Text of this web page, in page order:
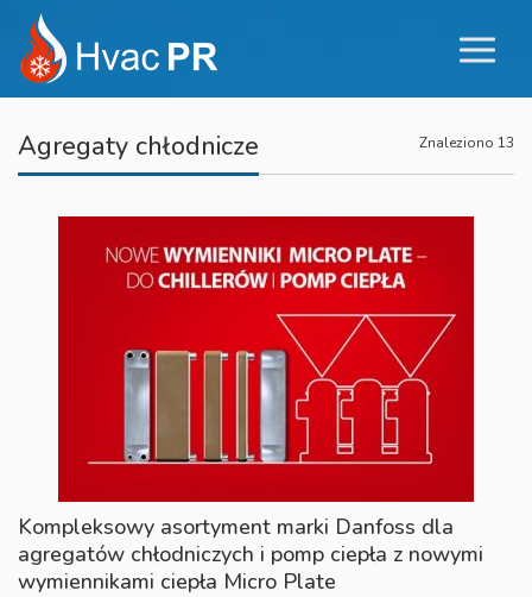
Agregaty chłodnicze Znaleziono 13
Kompleksowy asortyment marki Danfoss dla
agregatów chłodniczych i pomp ciepła z nowymi
wymiennikami ciepła Micro Plate